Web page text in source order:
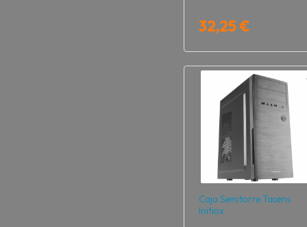
32,25 €
Caja Semitorre Tacens
Initiox